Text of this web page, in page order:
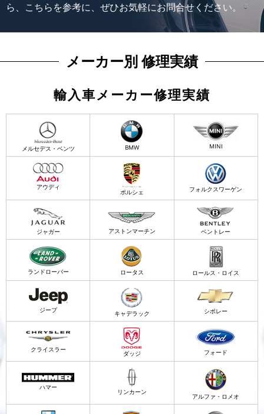
ら、こちらを参考に、ぜひお気軽にお問合せください。
メーカー別 修理実績
輸入車メーカー修理実績
メルセデス・ベンツ BMW MINI
アウディ
ポルシェ フォルクスワーゲン
ジャガー アストンマーチン ベントレー
ランドローバー ロータス ロールス・ロイス
ジープ キャデラック シボレー
クライスラー ダッジ フォード
ハマー
リンカーン
アルファ・ロメオ